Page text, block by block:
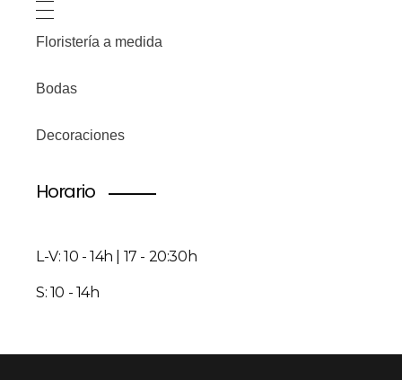
Floristería a medida
Bodas
Decoraciones
Horario
L-V: 10 - 14h | 17 - 20:30h
S: 10 - 14h